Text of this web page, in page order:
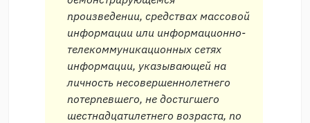
произведении, средствах массовой
информации или информационно-
телекоммуникационных сетях
информации, указывающей на
личность несовершеннолетнего
потерпевшего, не достигшего
шестнадцатилетнего возраста, по